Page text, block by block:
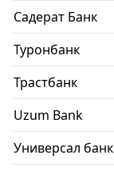
Садерат Банк
Туронбанк
Трастбанк
Uzum Bank
Универсал банк